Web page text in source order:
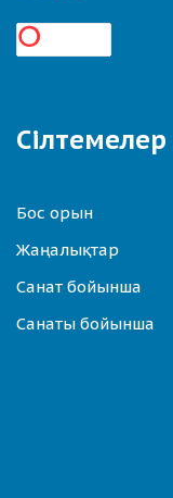
Сілтемелер
Бос орын
Жаңалықтар
Санат бойынша
Санаты бойынша